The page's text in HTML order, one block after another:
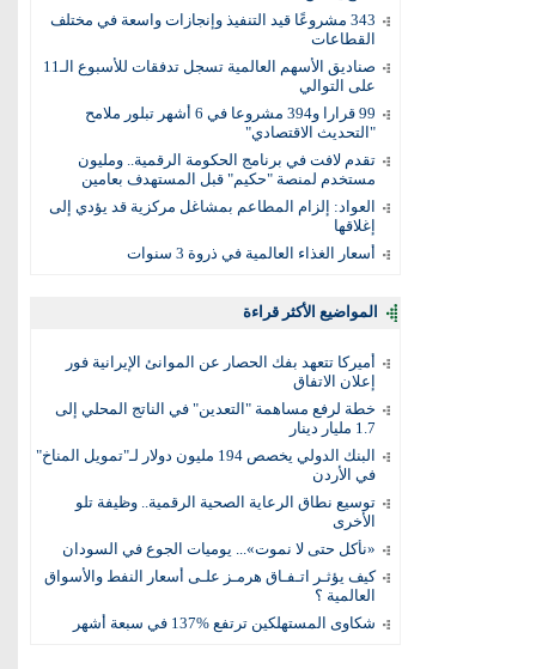
343 مشروعًا قيد التنفيذ وإنجازات واسعة في مختلف
القطاعات
صناديق الأسهم العالمية تسجل تدفقات للأسبوع الـ11
على التوالي
99 قرارا و394 مشروعا في 6 أشهر تبلور ملامح
"التحديث الاقتصادي"
تقدم لافت في برنامج الحكومة الرقمية.. ومليون
مستخدم لمنصة "حكيم" قبل المستهدف بعامين
العواد: إلزام المطاعم بمشاغل مركزية قد يؤدي إلى
إغلاقها
أسعار الغذاء العالمية في ذروة 3 سنوات
المواضيع الأكثر قراءة
أميركا تتعهد بفك الحصار عن الموانئ الإيرانية فور
إعلان الاتفاق
خطة لرفع مساهمة "التعدين" في الناتج المحلي إلى
1.7 مليار دينار
البنك الدولي يخصص 194 مليون دولار لـ"تمويل المناخ"
في الأردن
توسيع نطاق الرعاية الصحية الرقمية.. وظيفة تلو
الأخرى
«نأكل حتى لا نموت»... يوميات الجوع في السودان
كيف يؤثـر اتـفـاق هرمـز علـى أسعار النفط والأسواق
العالمية ؟
شكاوى المستهلكين ترتفع %137 في سبعة أشهر